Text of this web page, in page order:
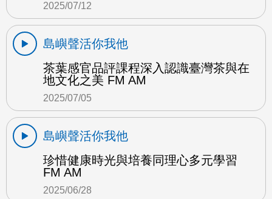
2025/07/12
島嶼聲活你我他
茶葉感官品評課程深入認識臺灣茶與在
地文化之美 FM AM
2025/07/05
島嶼聲活你我他
珍惜健康時光與培養同理心多元學習
FM AM
2025/06/28